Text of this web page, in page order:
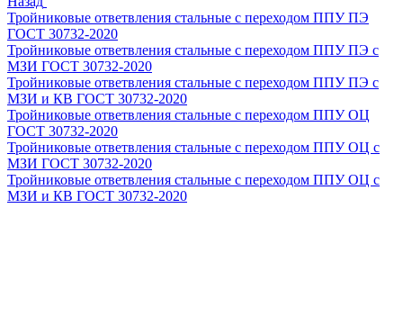
Тройниковые ответвления стальные с переходом ППУ ПЭ
ГОСТ 30732-2020
Тройниковые ответвления стальные с переходом ППУ ПЭ с
МЗИ ГОСТ 30732-2020
Тройниковые ответвления стальные с переходом ППУ ПЭ с
МЗИ и КВ ГОСТ 30732-2020
Тройниковые ответвления стальные с переходом ППУ ОЦ
ГОСТ 30732-2020
Тройниковые ответвления стальные с переходом ППУ ОЦ с
МЗИ ГОСТ 30732-2020
Тройниковые ответвления стальные с переходом ППУ ОЦ с
МЗИ и КВ ГОСТ 30732-2020